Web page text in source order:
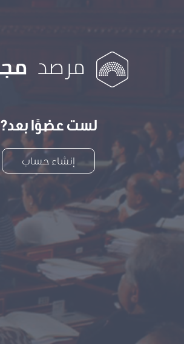
لست عضوًا بعد?
إنشاء حساب